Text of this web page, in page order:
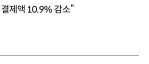
제액 10.9% 감소”